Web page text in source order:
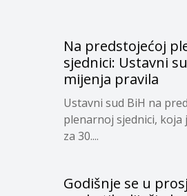
Na predstojećoj
sjednici: Ustavni
mijenja pravila
Ustavni sud BiH na
plenarnoj sjednici, koja
za 30....
Godišnje se u